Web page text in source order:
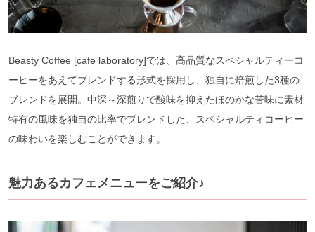
Beasty Coffee [cafe laboratory]では、高品質なスペシャルティーコ
ーヒーをあえてブレンドする形式を採用し、独自に焙煎した3種の
ブレンドを展開。中深～深煎りで酸味を抑えたほのかな苦味に素材
特有の風味を独自の比率でブレンドした、スペシャルティコーヒー
の味わいを楽しむことができます。
魅力あるカフェメニューをご紹介♪